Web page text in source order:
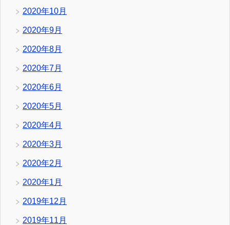
2020年10月
2020年9月
2020年8月
2020年7月
2020年6月
2020年5月
2020年4月
2020年3月
2020年2月
2020年1月
2019年12月
2019年11月